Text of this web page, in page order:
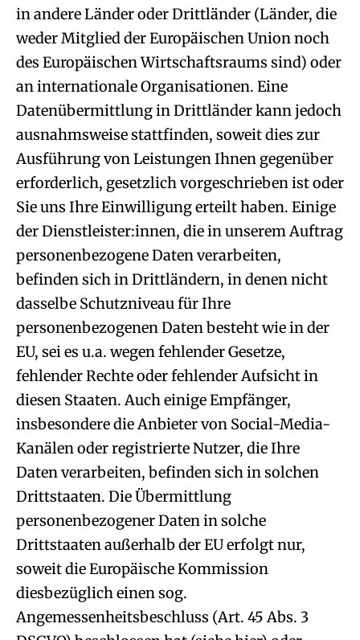
in andere Länder oder Drittländer (Länder, die
weder Mitglied der Europäischen Union noch
des Europäischen Wirtschaftsraums sind) oder
an internationale Organisationen. Eine
Datenübermittlung in Drittländer kann jedoch
ausnahmsweise stattfinden, soweit dies zur
Ausführung von Leistungen Ihnen gegenüber
erforderlich, gesetzlich vorgeschrieben ist oder
Sie uns Ihre Einwilligung erteilt haben. Einige
der Dienstleister:innen, die in unserem Auftrag
personenbezogene Daten verarbeiten,
befinden sich in Drittländern, in denen nicht
dasselbe Schutzniveau für Ihre
personenbezogenen Daten besteht wie in der
EU, sei es u.a. wegen fehlender Gesetze,
fehlender Rechte oder fehlender Aufsicht in
diesen Staaten. Auch einige Empfänger,
insbesondere die Anbieter von Social-Media-
Kanälen oder registrierte Nutzer, die Ihre
Daten verarbeiten, befinden sich in solchen
Drittstaaten. Die Übermittlung
personenbezogener Daten in solche
Drittstaaten außerhalb der EU erfolgt nur,
soweit die Europäische Kommission
diesbezüglich einen sog.
Angemessenheitsbeschluss (Art. 45 Abs. 3